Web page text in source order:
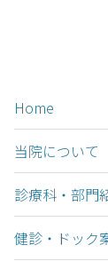
Home
当院について
診療科・部門
健診・ドック